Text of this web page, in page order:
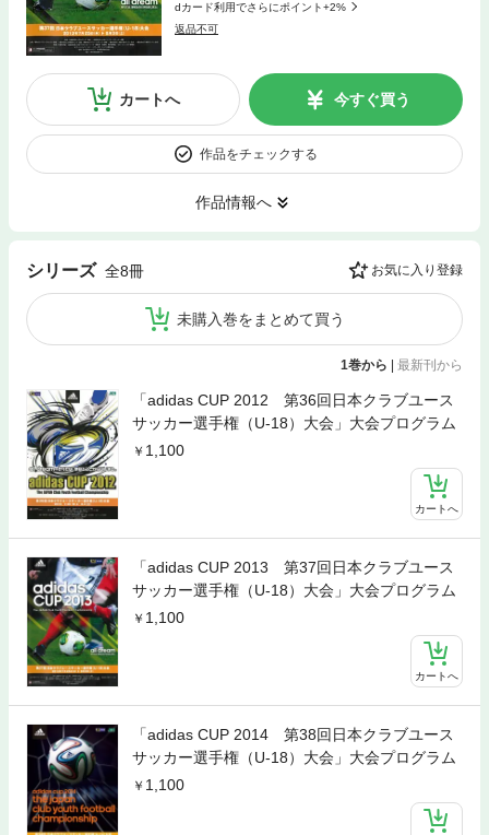
dカード利用でさらにポイント+2%
返品不可
カートへ 今すぐ買う
作品をチェックする
作品情報へ
シリーズ 全8冊 お気に入り登録
未購入巻をまとめて買う
1巻から | 最新刊から
「adidas CUP 2012 第36回日本クラブユース
サッカー選手権（U-18）大会」大会プログラム
1,100
カートへ
「adidas CUP 2013 第37回日本クラブユース
サッカー選手権（U-18）大会」大会プログラム
1,100
カートへ
「adidas CUP 2014 第38回日本クラブユース
サッカー選手権（U-18）大会」大会プログラム
1,100